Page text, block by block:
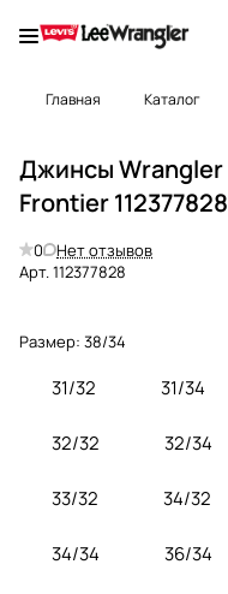
Главная Каталог
Джинсы Wrangler
Frontier 112377828
0
Нет отзывов
Арт.112377828
Размер: 38/34
31/32 31/34
32/32 32/34
33/32 34/32
34/34 36/34